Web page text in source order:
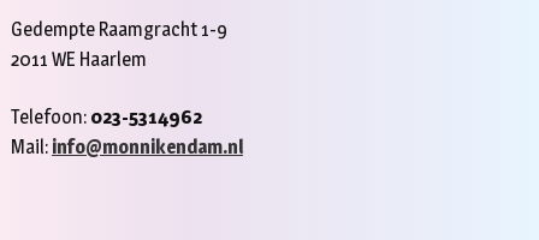
Gedempte Raamgracht 1-9
2011 WE Haarlem
Telefoon: 023-5314962
Mail: info@monnikendam.nl